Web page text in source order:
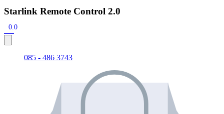
Starlink Remote Control 2.0
0.0
085 - 486 3743